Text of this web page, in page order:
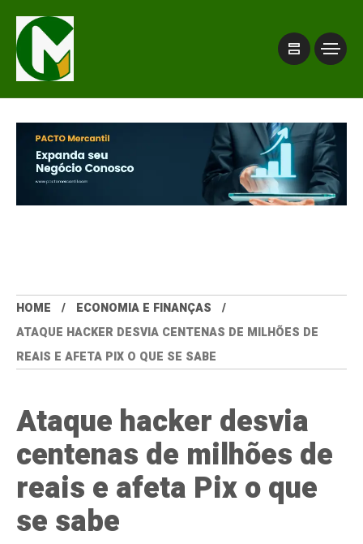
HOME
ECONOMIA E FINANÇAS
ATAQUE HACKER DESVIA CENTENAS DE MILHÕES DE
REAIS E AFETA PIX O QUE SE SABE
Ataque hacker desvia
centenas de milhões de
reais e afeta Pix o que
se sabe